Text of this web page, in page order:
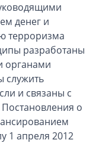
денег и
терроризма
разработаны
органами
служить
и связаны с
о
1 апреля 2012